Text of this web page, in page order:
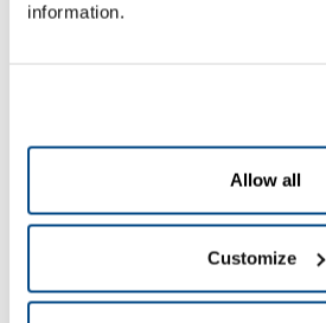
information.
Allow all
Customize
Gestione efficiente delle
Smyths Toys ha inizialmente